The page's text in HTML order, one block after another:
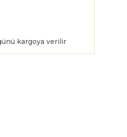
kargoya verilir